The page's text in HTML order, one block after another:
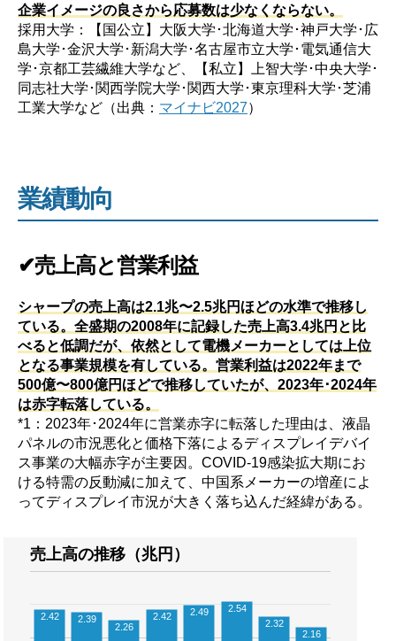
企業イメージの良さから応募数は少なくならない。
採用大学：【国公立】大阪大学･北海道大学･神戸大学･広
島大学･金沢大学･新潟大学･名古屋市立大学･電気通信大
学･京都工芸繊維大学など、【私立】上智大学･中央大学･
同志社大学･関西学院大学･関西大学･東京理科大学･芝浦
工業大学など（出典： マイナビ2027）
業績動向
✔売上高と営業利益
シャープの売上高は2.1兆〜2.5兆円ほどの水準で推移し
ている。全盛期の2008年に記録した売上高3.4兆円と比
べると低調だが、依然として電機メーカーとしては上位
となる事業規模を有している。営業利益は2022年まで
500億〜800億円ほどで推移していたが、2023年･2024年
は赤字転落している。
*1：2023年･2024年に営業赤字に転落した理由は、液晶
パネルの市況悪化と価格下落によるディスプレイデバイ
ス事業の大幅赤字が主要因。COVID-19感染拡大期にお
ける特需の反動減に加えて、中国系メーカーの増産によ
ってディスプレイ市況が大きく落ち込んだ経緯がある。
売上高の推移（兆円）
2.42 2.39
2.26
2.42 2.49
2.54
2.32
2.16